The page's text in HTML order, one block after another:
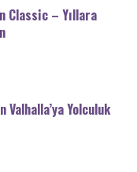
Classic – Yıllara
Valhalla’ya Yolculuk